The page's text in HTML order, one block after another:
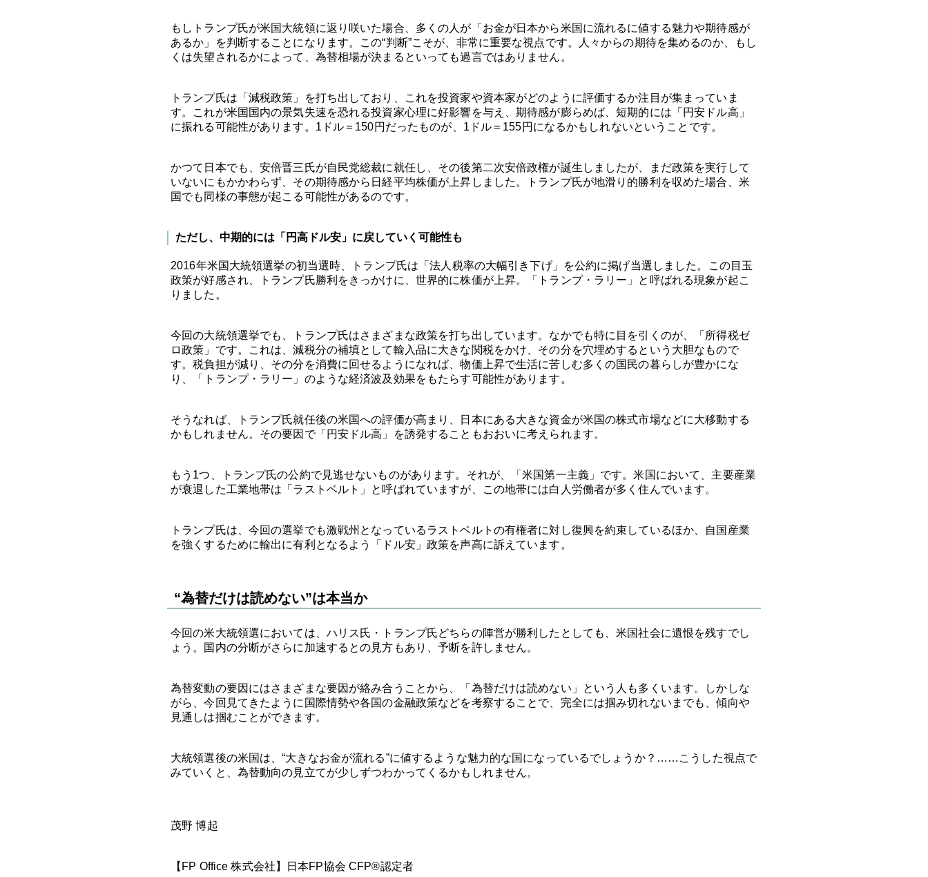
もしトランプ氏が米国大統領に返り咲いた場合、多くの人が「お金が日本から米国に流れるに値する魅力や期待感が
あるか」を判断することになります。この“判断”こそが、非常に重要な視点です。人々からの期待を集めるのか、もし
くは失望されるかによって、為替相場が決まるといっても過言ではありません。
トランプ氏は「減税政策」を打ち出しており、これを投資家や資本家がどのように評価するか注目が集まっていま
す。これが米国国内の景気失速を恐れる投資家心理に好影響を与え、期待感が膨らめば、短期的には「円安ドル高」
に振れる可能性があります。1ドル＝150円だったものが、1ドル＝155円になるかもしれないということです。
かつて日本でも、安倍晋三氏が自民党総裁に就任し、その後第二次安倍政権が誕生しましたが、まだ政策を実行して
いないにもかかわらず、その期待感から日経平均株価が上昇しました。トランプ氏が地滑り的勝利を収めた場合、米
国でも同様の事態が起こる可能性があるのです。
ただし、中期的には「円高ドル安」に戻していく可能性も
2016年米国大統領選挙の初当選時、トランプ氏は「法人税率の大幅引き下げ」を公約に掲げ当選しました。この目玉
政策が好感され、トランプ氏勝利をきっかけに、世界的に株価が上昇。「トランプ・ラリー」と呼ばれる現象が起こ
りました。
今回の大統領選挙でも、トランプ氏はさまざまな政策を打ち出しています。なかでも特に目を引くのが、「所得税ゼ
ロ政策」です。これは、減税分の補填として輸入品に大きな関税をかけ、その分を穴埋めするという大胆なもので
す。税負担が減り、その分を消費に回せるようになれば、物価上昇で生活に苦しむ多くの国民の暮らしが豊かにな
り、「トランプ・ラリー」のような経済波及効果をもたらす可能性があります。
そうなれば、トランプ氏就任後の米国への評価が高まり、日本にある大きな資金が米国の株式市場などに大移動する
かもしれません。その要因で「円安ドル高」を誘発することもおおいに考えられます。
もう1つ、トランプ氏の公約で見逃せないものがあります。それが、「米国第一主義」です。米国において、主要産業
が衰退した工業地帯は「ラストベルト」と呼ばれていますが、この地帯には白人労働者が多く住んでいます。
トランプ氏は、今回の選挙でも激戦州となっているラストベルトの有権者に対し復興を約束しているほか、自国産業
を強くするために輸出に有利となるよう「ドル安」政策を声高に訴えています。
“為替だけは読めない”は本当か
今回の米大統領選においては、ハリス氏・トランプ氏どちらの陣営が勝利したとしても、米国社会に遺恨を残すでし
ょう。国内の分断がさらに加速するとの見方もあり、予断を許しません。
為替変動の要因にはさまざまな要因が絡み合うことから、「為替だけは読めない」という人も多くいます。しかしな
がら、今回見てきたように国際情勢や各国の金融政策などを考察することで、完全には掴み切れないまでも、傾向や
見通しは掴むことができます。
大統領選後の米国は、“大きなお金が流れる”に値するような魅力的な国になっているでしょうか？……こうした視点で
みていくと、為替動向の見立てが少しずつわかってくるかもしれません。
茂野 博起
【FP Office 株式会社】日本FP協会 CFP®認定者